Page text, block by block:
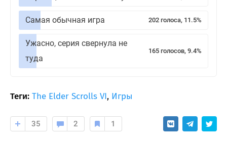
Самая обычная игра 202 голоса, 11.5%
Ужасно, серия свернула не
туда
165 голосов, 9.4%
Теги: The Elder Scrolls VI, Игры
35 2 1